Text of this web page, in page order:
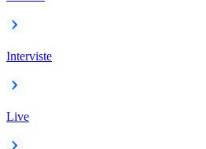
Interviste
Live